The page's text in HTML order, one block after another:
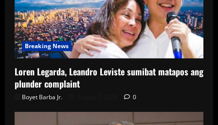
Breaking News
Loren Legarda, Leandro Leviste sumibat matapos ang
plunder complaint
Boyet Barba Jr. 0